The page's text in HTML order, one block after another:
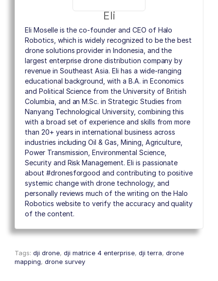
Eli
Eli Moselle is the co-founder and CEO of Halo
Robotics, which is widely recognized to be the best
drone solutions provider in Indonesia, and the
largest enterprise drone distribution company by
revenue in Southeast Asia. Eli has a wide-ranging
educational background, with a B.A. in Economics
and Political Science from the University of British
Columbia, and an M.Sc. in Strategic Studies from
Nanyang Technological University, combining this
with a broad set of experience and skills from more
than 20+ years in international business across
industries including Oil & Gas, Mining, Agriculture,
Power Transmission, Environmental Science,
Security and Risk Management. Eli is passionate
about #dronesforgood and contributing to positive
systemic change with drone technology, and
personally reviews much of the writing on the Halo
Robotics website to verify the accuracy and quality
of the content.
Tags: dji drone, dji matrice 4 enterprise, dji terra, drone
mapping, drone survey